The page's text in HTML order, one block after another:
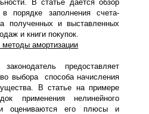
В статье дается обзор
порядке заполнения счета-
полученных и выставленных
и книги покупок.
амортизации
предоставляет
выбора способа начисления
В статье на примере
применения нелинейного
оцениваются его плюсы и